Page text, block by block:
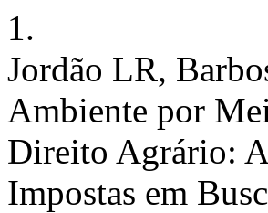
1.
Jordão LR,
Ambiente por
Direito Agrário: A
Impostas em